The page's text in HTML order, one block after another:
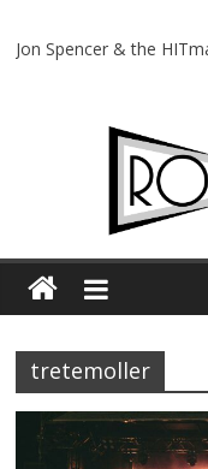
Jon Spencer & the
Hellfest 2026 vendredi
Hellfest 2026 jeudi :
Première édition du
Charlie Puth à
tretemoller